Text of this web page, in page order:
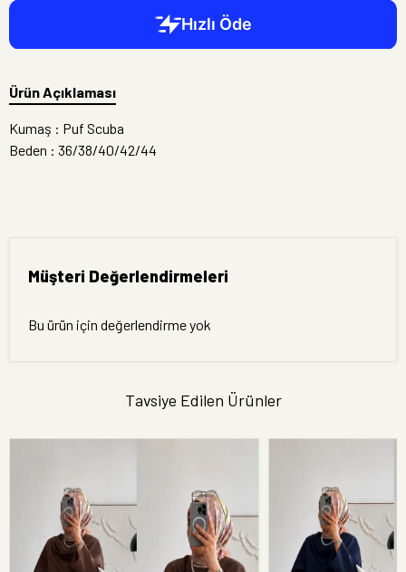
Ürün Açıklaması
Kumaş : Puf Scuba
Beden : 36/38/40/42/44
Müşteri Değerlendirmeleri
Bu ürün için değerlendirme yok
Tavsiye Edilen Ürünler